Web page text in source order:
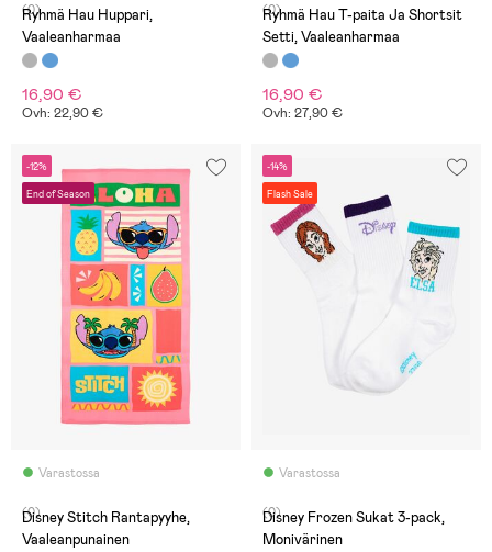
(0)
Ryhmä Hau Huppari,
Vaaleanharmaa
16,90 €
Ovh: 22,90 €
(0)
Ryhmä Hau T-paita Ja Shortsit
Setti, Vaaleanharmaa
16,90 €
Ovh: 27,90 €
-12%
End of Season
Varastossa
(0)
Disney Stitch Rantapyyhe,
Vaaleanpunainen
-14%
Flash Sale
Varastossa
(0)
Disney Frozen Sukat 3-pack,
Monivärinen